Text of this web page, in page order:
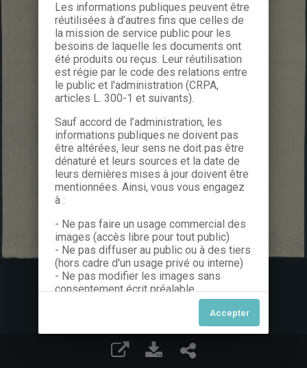
Les informations publiques peuvent être
réutilisées à d’autres fins que celles de
la mission de service public pour les
besoins de laquelle les documents ont
été produits ou reçus. Leur réutilisation
est régie par le code des relations entre
le public et l'administration (CRPA,
articles L. 300-1 et suivants).
Sauf accord de l’administration, les
informations publiques ne doivent pas
être altérées, leur sens ne doit pas être
dénaturé et leurs sources et la date de
leurs dernières mises à jour doivent être
mentionnées. Ainsi, vous vous engagez
à :
- Ne pas faire un usage commercial des
images (accès libre pour tout public)
- Ne pas diffuser au public ou à des tiers
(hors cadre d'un usage privé ou interne)
- Ne pas modifier les images sans
consentement écrit préalable
Dans le cas contraire, nous vous invitons
à nous contacter afin de solliciter le type
de Licence souhaitée parmi celles
proposées et le cas échéant, acquitter